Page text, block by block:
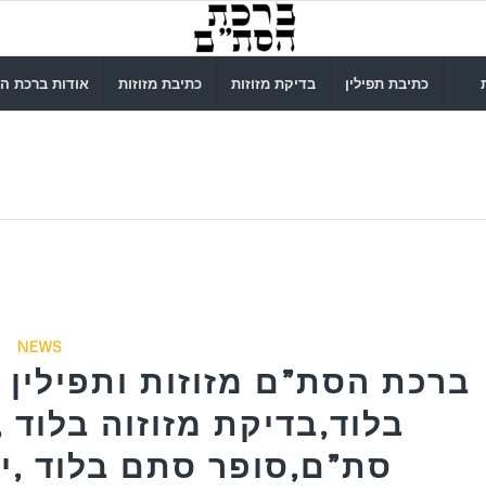
אודות ברכת כתיבת מזוזות בדיקת מזוזות כתיבת תפילין
NEWS
ברכת הסת”ם מזוזות ותפילין
בלוד,בדיקת מזוזוה
סת”ם,סופר סתם בלוד